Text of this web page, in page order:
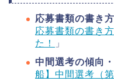
応募書類の書き方
応募書類の書き
た！
」
中間選考の傾向
船】中間選考（